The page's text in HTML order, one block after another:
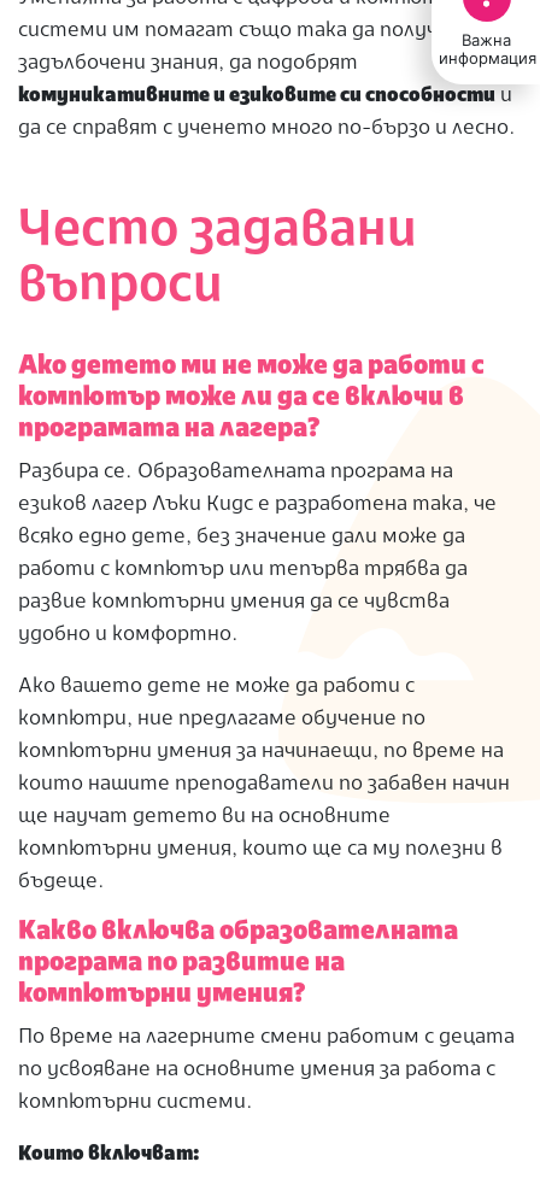
Важна
информация
системи им помагат също така да получат по-
задълбочени знания, да подобрят
комуникативните и езиковите си способности и
да се справят с ученето много по-бързо и лесно.
Често задавани
въпроси
Ако детето ми не може да работи с
компютър може ли да се включи в
програмата на лагера?
Разбира се. Образователната програма на
езиков лагер Лъки Кидс е разработена така, че
всяко едно дете, без значение дали може да
работи с компютър или тепърва трябва да
развие компютърни умения да се чувства
удобно и комфортно.
Ако вашето дете не може да работи с
компютри, ние предлагаме обучение по
компютърни умения за начинаещи, по време на
които нашите преподаватели по забавен начин
ще научат детето ви на основните
компютърни умения, които ще са му полезни в
бъдеще.
Какво включва образователната
програма по развитие на
компютърни умения?
По време на лагерните смени работим с децата
по усвояване на основните умения за работа с
компютърни системи.
Които включват: